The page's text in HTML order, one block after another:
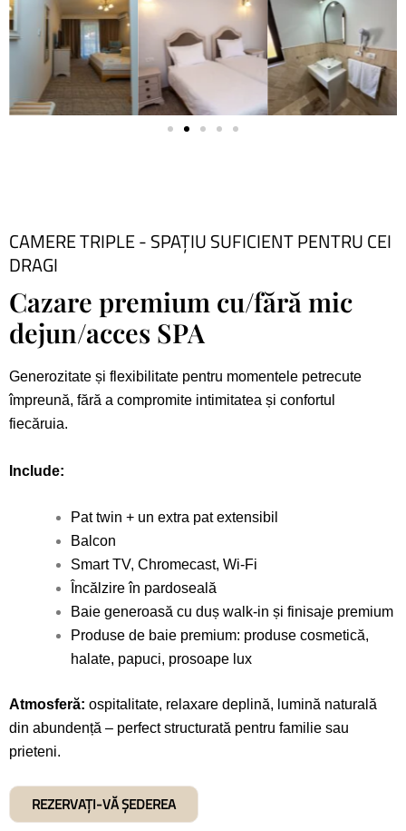
CAMERE TRIPLE - SPAȚIU SUFICIENT PENTRU CEI
DRAGI
Cazare premium cu/fără mic
dejun/acces SPA
Generozitate și flexibilitate pentru momentele petrecute
împreună, fără a compromite intimitatea și confortul
fiecăruia.
Include:
Pat twin + un extra pat extensibil
Balcon
Smart TV, Chromecast, Wi-Fi
Încălzire în pardoseală
Baie generoasă cu duș walk-in și finisaje premium
Produse de baie premium: produse cosmetică,
halate, papuci, prosoape lux
Atmosferă: ospitalitate, relaxare deplină, lumină naturală
din abundență – perfect structurată pentru familie sau
prieteni.
REZERVAȚI-VĂ ȘEDEREA